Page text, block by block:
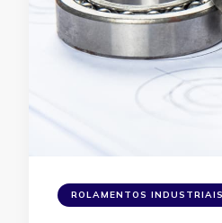
ROLAMENTOS INDUSTRIAIS